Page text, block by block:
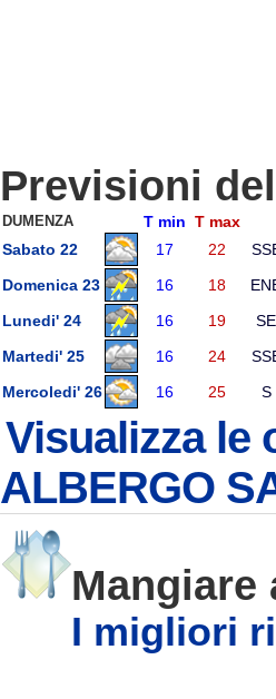
Previsioni
DUMENZA T min T max
Sabato 22
17 22
Domenica 23
16 18
Lunedi' 24
16 19
SE
Martedi' 25
16 24
Mercoledi' 26
16 25 S
Visualizza le
ALBERGO
Mangiare
I migliori